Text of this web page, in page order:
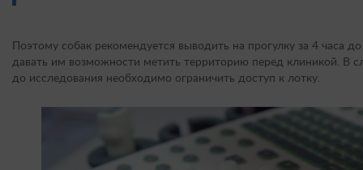
Поэтому собак рекомендуется выводить на прогулку за 4 часа
давать им возможности метить территорию перед клиникой. В
до исследования необходимо ограничить доступ к лотку.